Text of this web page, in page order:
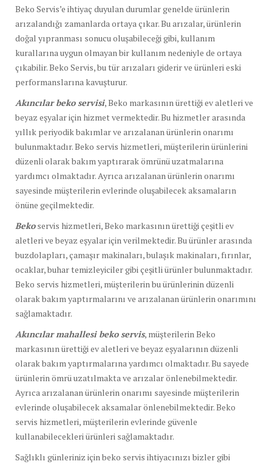
Beko Servis’e ihtiyaç duyulan durumlar genelde ürünlerin
arızalandığı zamanlarda ortaya çıkar. Bu arızalar, ürünlerin
doğal yıpranması sonucu oluşabileceği gibi, kullanım
kurallarına uygun olmayan bir kullanım nedeniyle de ortaya
çıkabilir. Beko Servis, bu tür arızaları giderir ve ürünleri eski
performanslarına kavuşturur.
Akıncılar beko servisi, Beko markasının ürettiği ev aletleri ve
beyaz eşyalar için hizmet vermektedir. Bu hizmetler arasında
yıllık periyodik bakımlar ve arızalanan ürünlerin onarımı
bulunmaktadır. Beko servis hizmetleri, müşterilerin ürünlerini
düzenli olarak bakım yaptırarak ömrünü uzatmalarına
yardımcı olmaktadır. Ayrıca arızalanan ürünlerin onarımı
sayesinde müşterilerin evlerinde oluşabilecek aksamaların
önüne geçilmektedir.
Beko servis hizmetleri, Beko markasının ürettiği çeşitli ev
aletleri ve beyaz eşyalar için verilmektedir. Bu ürünler arasında
buzdolapları, çamaşır makinaları, bulaşık makinaları, fırınlar,
ocaklar, buhar temizleyiciler gibi çeşitli ürünler bulunmaktadır.
Beko servis hizmetleri, müşterilerin bu ürünlerinin düzenli
olarak bakım yaptırmalarını ve arızalanan ürünlerin onarımını
sağlamaktadır.
Akıncılar mahallesi beko servis, müşterilerin Beko
markasının ürettiği ev aletleri ve beyaz eşyalarının düzenli
olarak bakım yaptırmalarına yardımcı olmaktadır. Bu sayede
ürünlerin ömrü uzatılmakta ve arızalar önlenebilmektedir.
Ayrıca arızalanan ürünlerin onarımı sayesinde müşterilerin
evlerinde oluşabilecek aksamalar önlenebilmektedir. Beko
servis hizmetleri, müşterilerin evlerinde güvenle
kullanabilecekleri ürünleri sağlamaktadır.
Sağlıklı günleriniz için beko servis ihtiyacınızı bizler gibi